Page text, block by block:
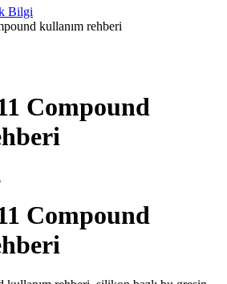
Bilgi
kullanım rehberi
Compound
Compound